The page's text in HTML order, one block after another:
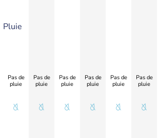
Pluie
Pas de
pluie
Pas de
pluie
Pas de
pluie
Pas de
pluie
Pas de
pluie
Pas de
pluie